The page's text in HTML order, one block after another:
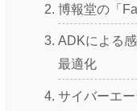
博報堂の「
ADKによる
最適化
サイバーエ